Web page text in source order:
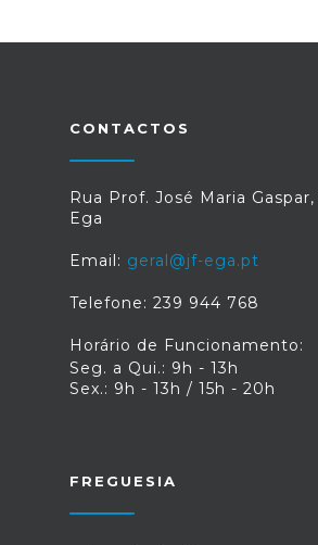
CONTACTOS
Rua Prof. José Maria Gaspar,
Ega
Email: geral@jf-ega.pt
Telefone: 239 944 768
Horário de Funcionamento:
Seg. a Qui.: 9h - 13h
Sex.: 9h - 13h / 15h - 20h
FREGUESIA